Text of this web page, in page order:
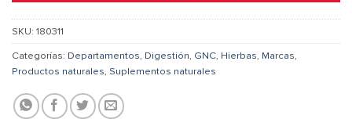
SKU: 180311
Categorías: Departamentos, Digestión, GNC, Hierbas, Marcas,
Productos naturales, Suplementos naturales